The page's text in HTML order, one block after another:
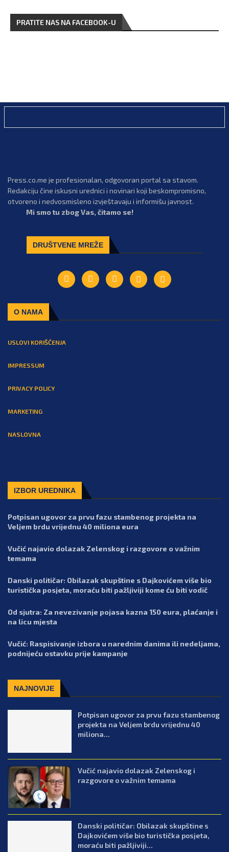
PRATITE NAS NA FACEBOOK-U
Press.co.me je profesionalan, odgovoran portal sa stavom.
Redakciju čine iskusni urednici i novinari koji beskompromisno,
otvoreno i nedvosmisleno izvještavaju i informišu javnost.
Mi smo tu zbog Vas, čitamo se!
DRUŠTVENE MREŽE
O NAMA
USLOVI KORIŠĆENJA
IMPRESSUM
PRIVACY POLICY
MARKETING
NASLOVNA
IZBOR UREDNIKA
Potpisan ugovor za prvu fazu stambenog projekta na
Veljem brdu vrijednu 40 miliona eura
Vučić najavio dolazak Zelenskog i razgovore o važnim
temama
Danski političar: Obilazak skupštine s Dajkovićem više bio
turistička posjeta, moraću biti pažljiviji kome ću biti vodič
Od sjutra: Za nevezivanje pojasa kazna 150 eura, plaćanje i
na licu mjesta
Vučić: Raspisivanje izbora u narednim danima ili nedeljama,
podnijeću ostavku prije kampanje
NAJNOVIJE
Potpisan ugovor za prvu fazu stambenog
projekta na Veljem brdu vrijednu 40
miliona...
Vučić najavio dolazak Zelenskog i
razgovore o važnim temama
Danski političar: Obilazak skupštine s
Dajkovićem više bio turistička posjeta,
moraću biti pažljiviji...